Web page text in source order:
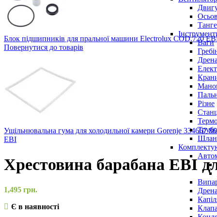
Ваги
Різне
Блок підшипників для пральної машини Electrolux COD.720
Повернутися до товарів
Ущільнювальна гума для холодильної камери Gorenje 334667
EBI
Хрестовина барабана EBI
1,495 грн.
Є в наявності